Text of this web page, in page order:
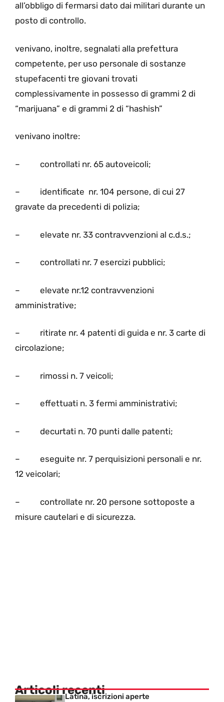
all’obbligo di fermarsi dato dai militari durante un
posto di controllo.
venivano, inoltre, segnalati alla prefettura
competente, per uso personale di sostanze
stupefacenti tre giovani trovati
complessivamente in possesso di grammi 2 di
“marijuana” e di grammi 2 di “hashish”
venivano inoltre:
– controllati nr. 65 autoveicoli;
– identificate nr. 104 persone, di cui 27
gravate da precedenti di polizia;
– elevate nr. 33 contravvenzioni al c.d.s.;
– controllati nr. 7 esercizi pubblici;
– elevate nr.12 contravvenzioni
amministrative;
– ritirate nr. 4 patenti di guida e nr. 3 carte di
circolazione;
– rimossi n. 7 veicoli;
– effettuati n. 3 fermi amministrativi;
– decurtati n. 70 punti dalle patenti;
– eseguite nr. 7 perquisizioni personali e nr.
12 veicolari;
– controllate nr. 20 persone sottoposte a
misure cautelari e di sicurezza.
Articoli recentiLatina, iscrizioni aperte